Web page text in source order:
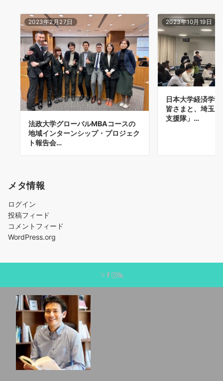
2023年2月27日
法政大学グローバルMBAコースの
地域インターンシップ・プロジェク
ト報告会…
2023年10月19日
日本大学経済学
皆さまと、埼玉
支援隊」…
メタ情報
ログイン
投稿フィード
コメントフィード
WordPress.org